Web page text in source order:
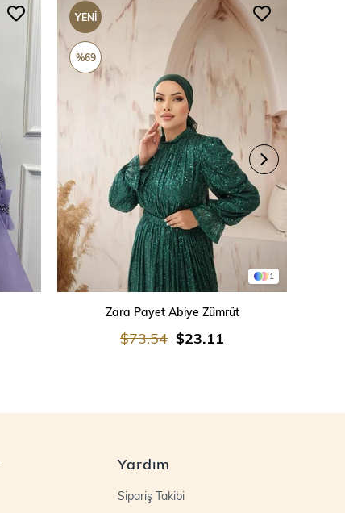
1
Zara Payet Abiye Zümrüt
$23.11
$73.54
YENI
ÜRÜN
%69
Yardım
Sipariş Takibi